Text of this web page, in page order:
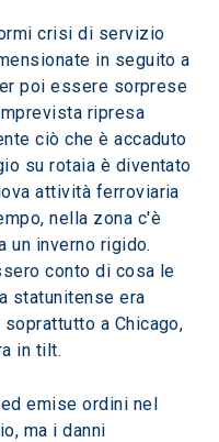
crisi di servizio
in seguito a
poi essere sorprese
ripresa
ciò che è accaduto
su rotaia è diventato
attività ferroviaria
nella zona c'è
un inverno rigido.
conto di cosa le
statunitense era
a Chicago,
in tilt.
emise ordini nel
ma i danni